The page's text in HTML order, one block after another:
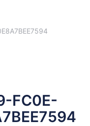
FC0E-